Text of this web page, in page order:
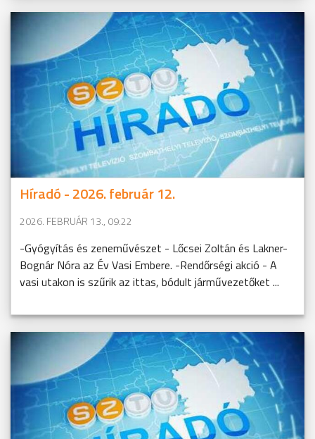
Híradó - 2026. február 12.
2026. FEBRUÁR 13., 09:22
-Gyógyítás és zeneművészet - Lőcsei Zoltán és Lakner-
Bognár Nóra az Év Vasi Embere. -Rendőrségi akció - A
vasi utakon is szűrik az ittas, bódult járművezetőket ...